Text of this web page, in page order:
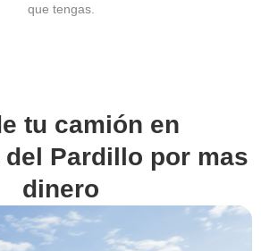
que tengas.
tu camión en
Pardillo por mas
dinero